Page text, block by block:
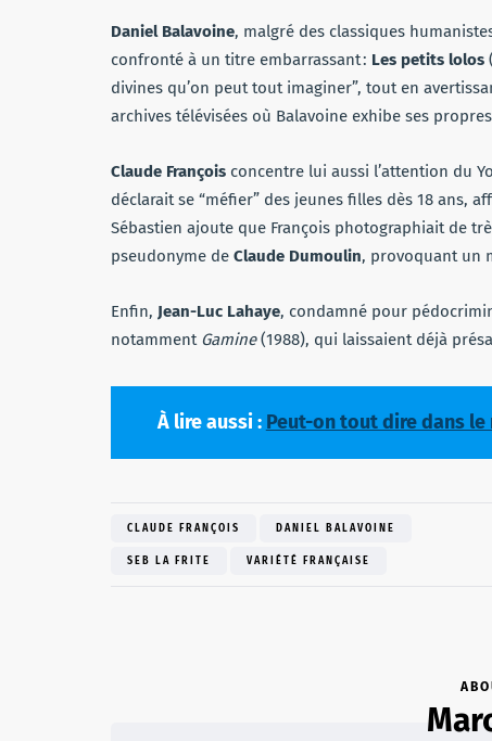
Daniel Balavoine, malgré des classiques
confronté à un titre embarrassant : Les petits lolos
divines qu’on peut tout imaginer”, tout en
archives télévisées où Balavoine exhibe ses
Claude François concentre lui aussi l’attention du
déclarait se “méfier” des jeunes filles dès 18 ans,
Sébastien ajoute que François photographiait de
pseudonyme de Claude Dumoulin, provoquant un
Enfin, Jean-Luc Lahaye, condamné pour
notamment Gamine(1988), qui laissaient déjà
À lire aussi : Peut-on tout dire dans le
CLAUDE FRANÇOIS DANIEL BALAVOINE
SEB LA FRITE VARIÉTÉ FRANÇAISE